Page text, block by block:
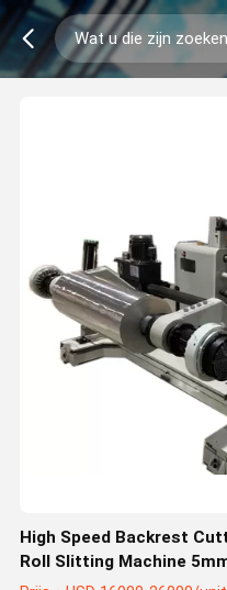
High Speed Backrest
Roll Slitting Machine